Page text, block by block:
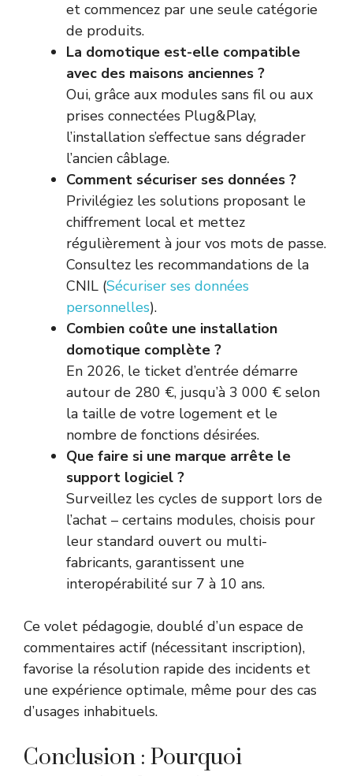
et commencez par une seule catégorie
de produits.
La domotique est-elle compatible
avec des maisons anciennes ?
Oui, grâce aux modules sans fil ou aux
prises connectées Plug&Play,
l’installation s’effectue sans dégrader
l’ancien câblage.
Comment sécuriser ses données ?
Privilégiez les solutions proposant le
chiffrement local et mettez
régulièrement à jour vos mots de passe.
Consultez les recommandations de la
CNIL (Sécuriser ses données
personnelles).
Combien coûte une installation
domotique complète ?
En 2026, le ticket d’entrée démarre
autour de 280 €, jusqu’à 3 000 € selon
la taille de votre logement et le
nombre de fonctions désirées.
Que faire si une marque arrête le
support logiciel ?
Surveillez les cycles de support lors de
l’achat – certains modules, choisis pour
leur standard ouvert ou multi-
fabricants, garantissent une
interopérabilité sur 7 à 10 ans.
Ce volet pédagogie, doublé d’un espace de
commentaires actif (nécessitant inscription),
favorise la résolution rapide des incidents et
une expérience optimale, même pour des cas
d’usages inhabituels.
Conclusion : Pourquoi